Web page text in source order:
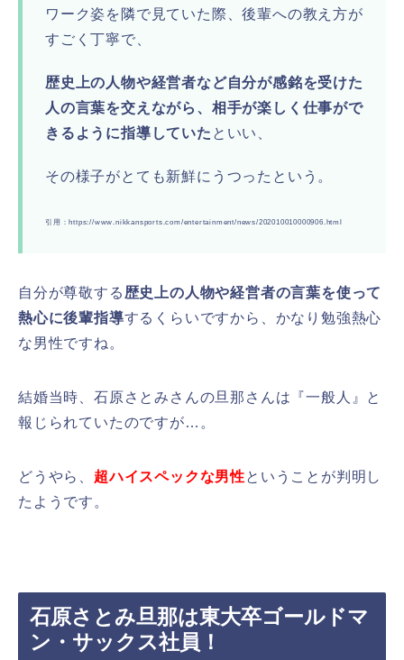
ワーク姿を隣で見ていた際、後輩への教え方が
すごく丁寧で、
歴史上の人物や経営者など自分が感銘を受けた
人の言葉を交えながら、相手が楽しく仕事がで
きるように指導していた といい、
その様子がとても新鮮にうつったという。
引用：https://www.nikkansports.com/entertainment/news/202010010000906.html
自分が尊敬する 歴史上の人物や経営者の言葉を使って
熱心に後輩指導するくらいですから、かなり勉強熱心
な男性ですね。
結婚当時、石原さとみさんの旦那さんは『一般人』と
報じられていたのですが…。
どうやら、 超ハイスペックな男性ということが判明し
たようです。
石原さとみ旦那は東大卒ゴールドマ
ン・サックス社員！